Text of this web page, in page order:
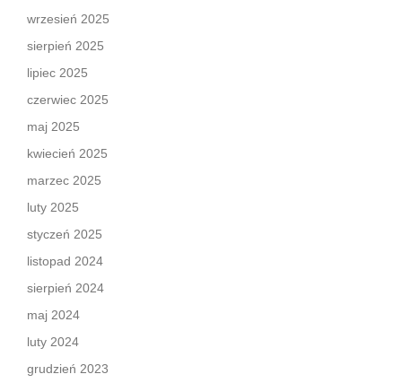
wrzesień 2025
sierpień 2025
lipiec 2025
czerwiec 2025
maj 2025
kwiecień 2025
marzec 2025
luty 2025
styczeń 2025
listopad 2024
sierpień 2024
maj 2024
luty 2024
grudzień 2023